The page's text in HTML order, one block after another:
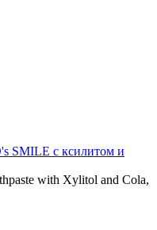
SMILE c ксилитом и
with Xylitol and Cola,